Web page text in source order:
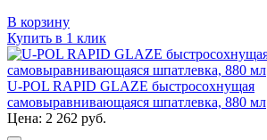
В корзину
Купить в 1 клик
U-POL RAPID GLAZE быстросохнущая
самовыравнивающаяся шпатлевка, 880 мл
Цена: 2 262 руб.